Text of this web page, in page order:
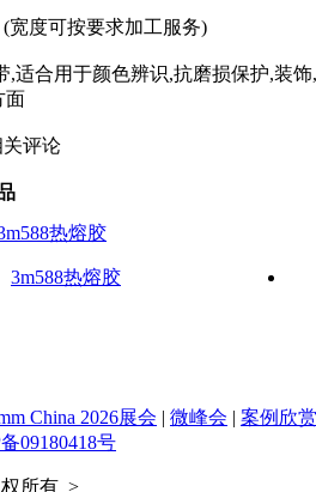
宽度可按要求加工服务)
,适合用于颜色辨识,抗磨损保护,装
面
关评论
3m588热熔胶
China 2026展会 微峰会 案例欣赏
09180418号
所有 >